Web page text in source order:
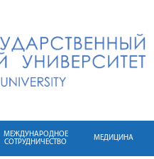
МЕЖДУНАРОДНОЕ
СОТРУДНИЧЕСТВО
МЕДИЦИНА